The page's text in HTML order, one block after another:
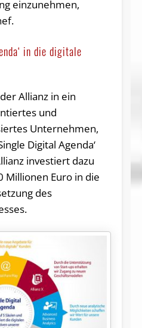
einzunehmen,
in die digitale
Allianz in ein
und
Unternehmen,
Digital Agenda‘
investiert dazu
Millionen Euro in die
des